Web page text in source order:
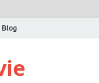
Blog